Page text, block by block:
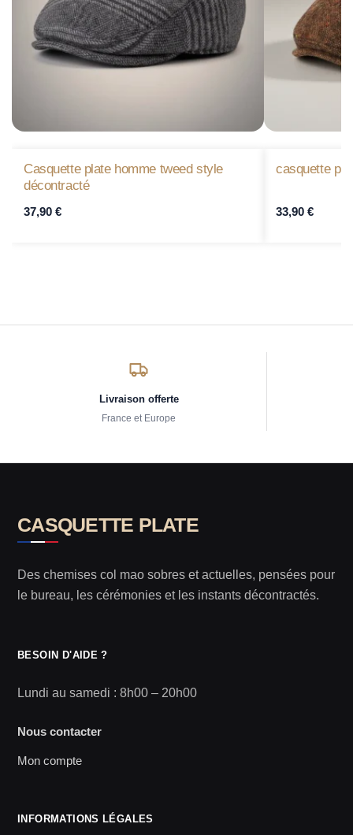
Casquette plate homme tweed style
décontracté
37,90 €
casquette
33,90 €
Livraison offerte
France et Europe
CASQUETTE PLATE
Des chemises col mao sobres et actuelles, pensées pour
le bureau, les cérémonies et les instants décontractés.
BESOIN D'AIDE ?
Lundi au samedi : 8h00 – 20h00
Nous contacter
Mon compte
INFORMATIONS LÉGALES